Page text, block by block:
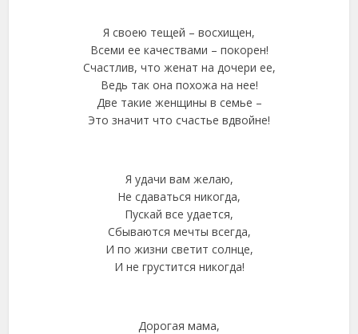
Я своею тещей – восхищен,
Всеми ее качествами – покорен!
Счастлив, что женат на дочери ее,
Ведь так она похожа на нее!
Две такие женщины в семье –
Это значит что счастье вдвойне!
Я удачи вам желаю,
Не сдаваться никогда,
Пускай все удается,
Сбываются мечты всегда,
И по жизни светит солнце,
И не грустится никогда!
Дорогая мама,